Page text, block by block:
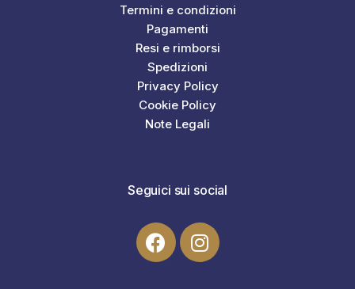
Termini e condizioni
Pagamenti
Resi e rimborsi
Spedizioni
Privacy Policy
Cookie Policy
Note Legali
Seguici sui social